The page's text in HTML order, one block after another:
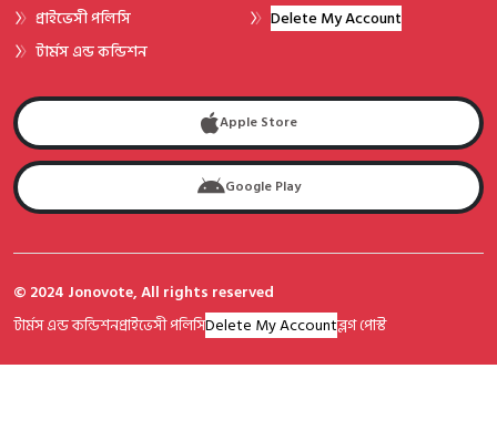
প্রাইভেসী পলিসি
Delete My Account
টার্মস এন্ড কন্ডিশন
Apple Store
Google Play
© 2024 Jonovote, All rights reserved
টার্মস এন্ড কন্ডিশনপ্রাইভেসী পলিসিDelete My Accountব্লগ পোস্ট